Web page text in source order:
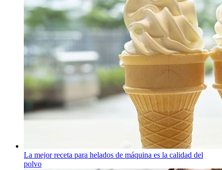
La mejor receta para helados de máquina es la calidad del
polvo